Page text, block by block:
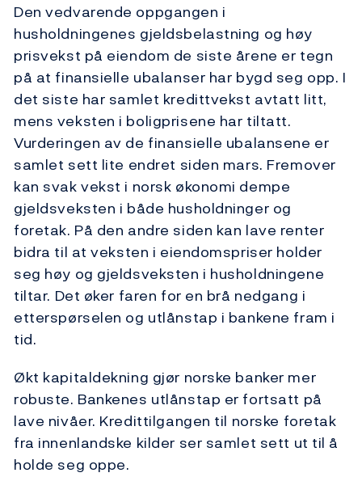
Den vedvarende oppgangen i
husholdningenes gjeldsbelastning og høy
prisvekst på eiendom de siste årene er tegn
på at finansielle ubalanser har bygd seg opp. I
det siste har samlet kredittvekst avtatt litt,
mens veksten i boligprisene har tiltatt.
Vurderingen av de finansielle ubalansene er
samlet sett lite endret siden mars. Fremover
kan svak vekst i norsk økonomi dempe
gjeldsveksten i både husholdninger og
foretak. På den andre siden kan lave renter
bidra til at veksten i eiendomspriser holder
seg høy og gjeldsveksten i husholdningene
tiltar. Det øker faren for en brå nedgang i
etterspørselen og utlånstap i bankene fram i
tid.
Økt kapitaldekning gjør norske banker mer
robuste. Bankenes utlånstap er fortsatt på
lave nivåer. Kredittilgangen til norske foretak
fra innenlandske kilder ser samlet sett ut til å
holde seg oppe.